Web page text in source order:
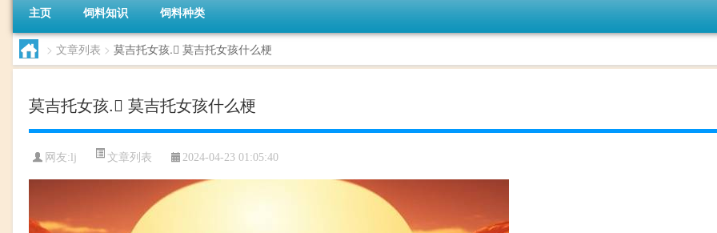
主页 饲料知识 饲料种类
> 文章列表 > 莫吉托女孩. 莫吉托女孩什么梗
莫吉托女孩. 莫吉托女孩什么梗
网友:lj 文章列表 2024-04-23 01:05:40